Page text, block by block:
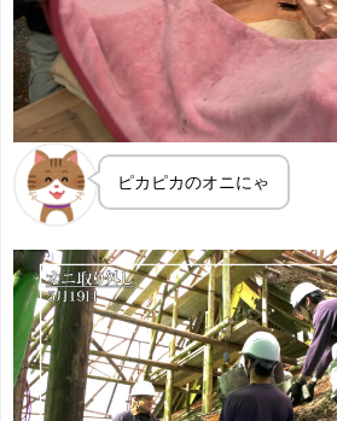
ピカピカのオニにゃ